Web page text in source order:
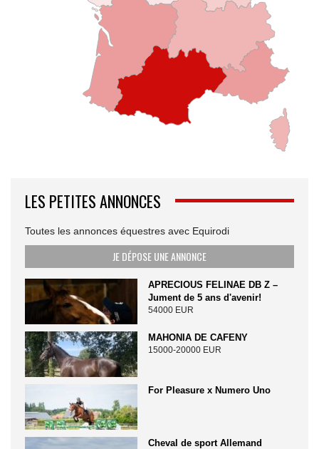
LES PETITES ANNONCES
Toutes les annonces équestres avec Equirodi
JE DÉPOSE UNE ANNONCE
APRECIOUS FELINAE DB Z –
Jument de 5 ans d'avenir!
54000 EUR
MAHONIA DE CAFENY
15000-20000 EUR
For Pleasure x Numero Uno
Cheval de sport Allemand